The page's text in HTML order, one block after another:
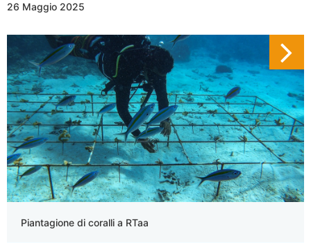
26 Maggio 2025
Piantagione di coralli a RTaa